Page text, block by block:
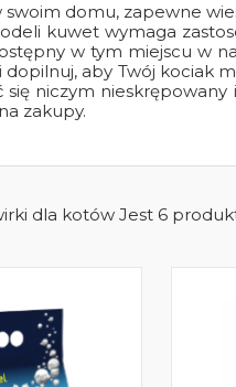
swoim domu, zapewne
kuwet wymaga
w tym miejscu w
dopilnuj, aby Twój kociak
się niczym
zakupy.
dla kotów Jest 6